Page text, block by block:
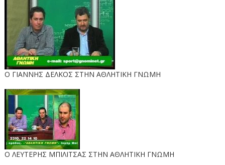
Ο ΓΙΑΝΝΗΣ ΔΕΛΚΟΣ ΣΤΗΝ ΑΘΛΗΤΙΚΗ ΓΝΩΜΗ
O ΛΕΥΤΕΡΗΣ ΜΠΙΛΙΤΣΑΣ ΣΤΗΝ ΑΘΛΗΤΙΚΗ ΓΝΩΜΗ